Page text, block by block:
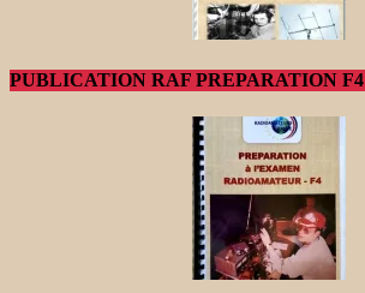
PUBLICATION RAF PREPARATION F4